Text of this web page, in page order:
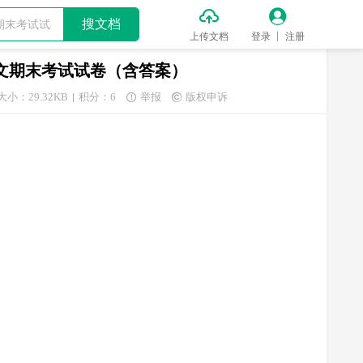
搜文档 
上传文档

登录 注册
末考试试卷（含答案）
小：29.32KB 积分：6  举报  版权申诉